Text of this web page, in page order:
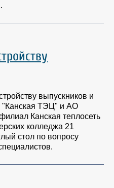
выпускников и
"Канская ТЭЦ" и АО
Канская теплосеть
колледжа 21
стол по вопросу